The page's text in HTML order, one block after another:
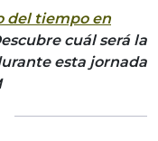
del tiempo en
cuál será la
esta jornada